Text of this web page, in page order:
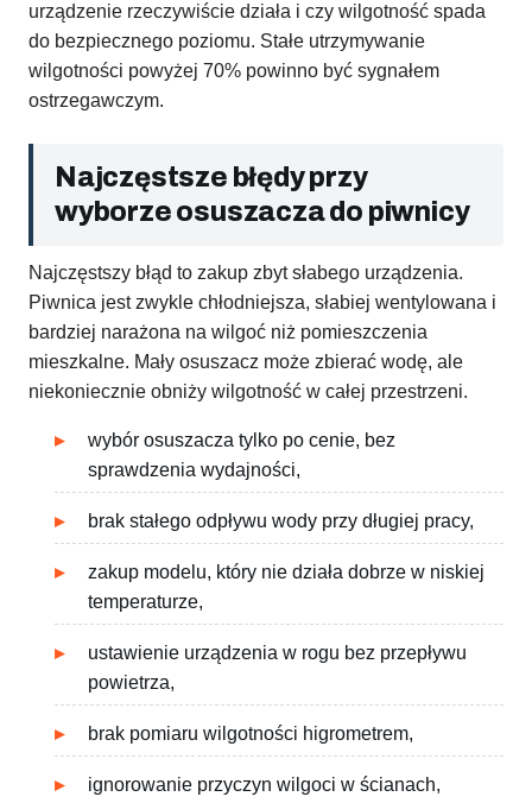
urządzenie rzeczywiście działa i czy wilgotność spada
do bezpiecznego poziomu. Stałe utrzymywanie
wilgotności powyżej 70% powinno być sygnałem
ostrzegawczym.
Najczęstsze błędy przy
wyborze osuszacza do piwnicy
Najczęstszy błąd to zakup zbyt słabego urządzenia.
Piwnica jest zwykle chłodniejsza, słabiej wentylowana i
bardziej narażona na wilgoć niż pomieszczenia
mieszkalne. Mały osuszacz może zbierać wodę, ale
niekoniecznie obniży wilgotność w całej przestrzeni.
wybór osuszacza tylko po cenie, bez
sprawdzenia wydajności,
brak stałego odpływu wody przy długiej pracy,
zakup modelu, który nie działa dobrze w niskiej
temperaturze,
ustawienie urządzenia w rogu bez przepływu
powietrza,
brak pomiaru wilgotności higrometrem,
ignorowanie przyczyn wilgoci w ścianach,